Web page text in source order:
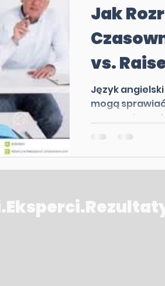
Jak
vs.
Język
mogą
znaczenia są